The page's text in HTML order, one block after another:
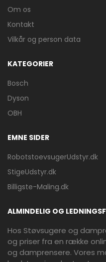
Om os
Kontakt
Vilkår og person data
KATEGORIER
Bosch
Dyson
OBH
EMNE SIDER
RobotstoevsugerUdstyr.dk
StigeUdstyr.dk
Billigste-Maling.dk
ALMINDELIG OG
Hos Støvsugere og
og priser fra en række
og damprensere. Vores